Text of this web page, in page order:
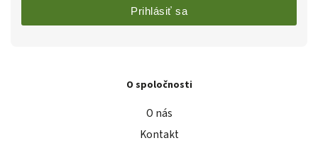
Prihlásiť sa
O spoločnosti
O nás
Kontakt